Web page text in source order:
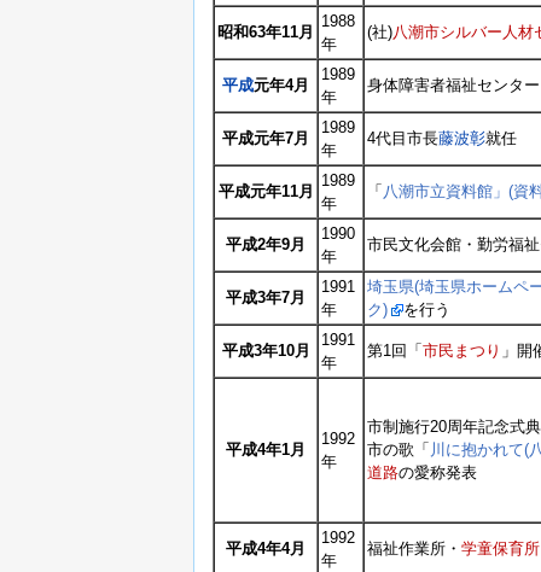
昭和63年11月
1988
年
(社)八潮市シルバー人材
平成元年4月
1989
年
身体障害者福祉センタ
平成元年7月
1989
年
4代目市長藤波彰就任
平成元年11月
1989
年
「 八潮市立資料館」(資
平成2年9月
1990
年
市民文化会館・勤労福
平成3年7月
1991
年
埼玉県(埼玉県ホームペ
ク)
を行う
平成3年10月
1991
年
第1回「 市民まつり 」開
平成4年1月
1992
年
市制施行20周年記念式
市の歌「 川に抱かれて(
道路の愛称発表
平成4年4月
1992
年
福祉作業所・ 学童保育所